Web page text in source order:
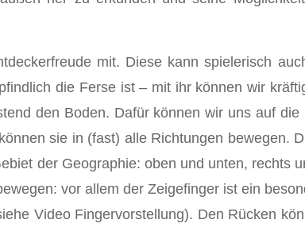
mit. Diese kann spielerisch
die Ferse ist – mit ihr können wir
den Boden. Dafür können wir uns auf
sie in (fast) alle Richtungen bewegen.
der Geographie: oben und unten, rechts
vor allem der Zeigefinger ist ein
Video Fingervorstellung). Den Rücken